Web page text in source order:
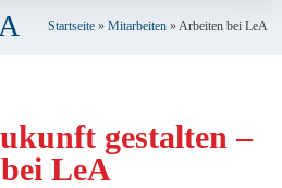
Startseite » Mitarbeiten »Arbeiten bei LeA
gestalten –
LeA